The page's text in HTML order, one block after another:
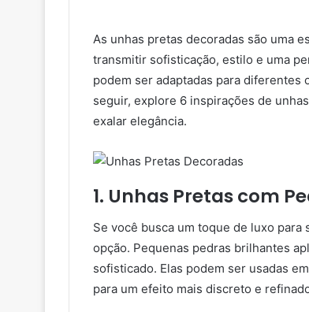
As unhas pretas decoradas são uma
transmitir sofisticação, estilo e uma
podem ser adaptadas para diferentes
seguir, explore 6 inspirações de
exalar elegância.
1. Unhas Pretas com
Se você busca um toque de luxo para
opção. Pequenas pedras brilhantes
sofisticado. Elas podem ser usadas
para um efeito mais discreto e